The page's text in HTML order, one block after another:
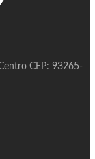
CEP: 93265-